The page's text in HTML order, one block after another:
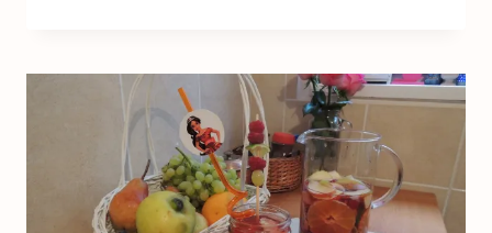
PETRECERE
PIJAMALE